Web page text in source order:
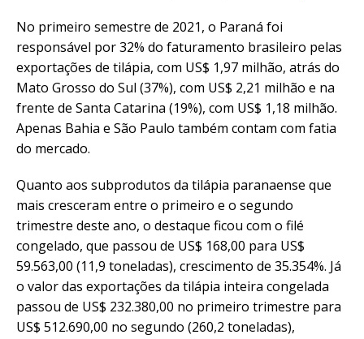
No primeiro semestre de 2021, o Paraná foi
responsável por 32% do faturamento brasileiro pelas
exportações de tilápia, com US$ 1,97 milhão, atrás do
Mato Grosso do Sul (37%), com US$ 2,21 milhão e na
frente de Santa Catarina (19%), com US$ 1,18 milhão.
Apenas Bahia e São Paulo também contam com fatia
do mercado.
Quanto aos subprodutos da tilápia paranaense que
mais cresceram entre o primeiro e o segundo
trimestre deste ano, o destaque ficou com o filé
congelado, que passou de US$ 168,00 para US$
59.563,00 (11,9 toneladas), crescimento de 35.354%. Já
o valor das exportações da tilápia inteira congelada
passou de US$ 232.380,00 no primeiro trimestre para
US$ 512.690,00 no segundo (260,2 toneladas),